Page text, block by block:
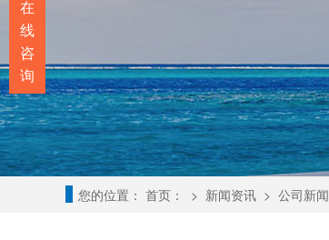
您的位置： 首页： > 新闻资讯 > 公司新闻
在
线
咨
询